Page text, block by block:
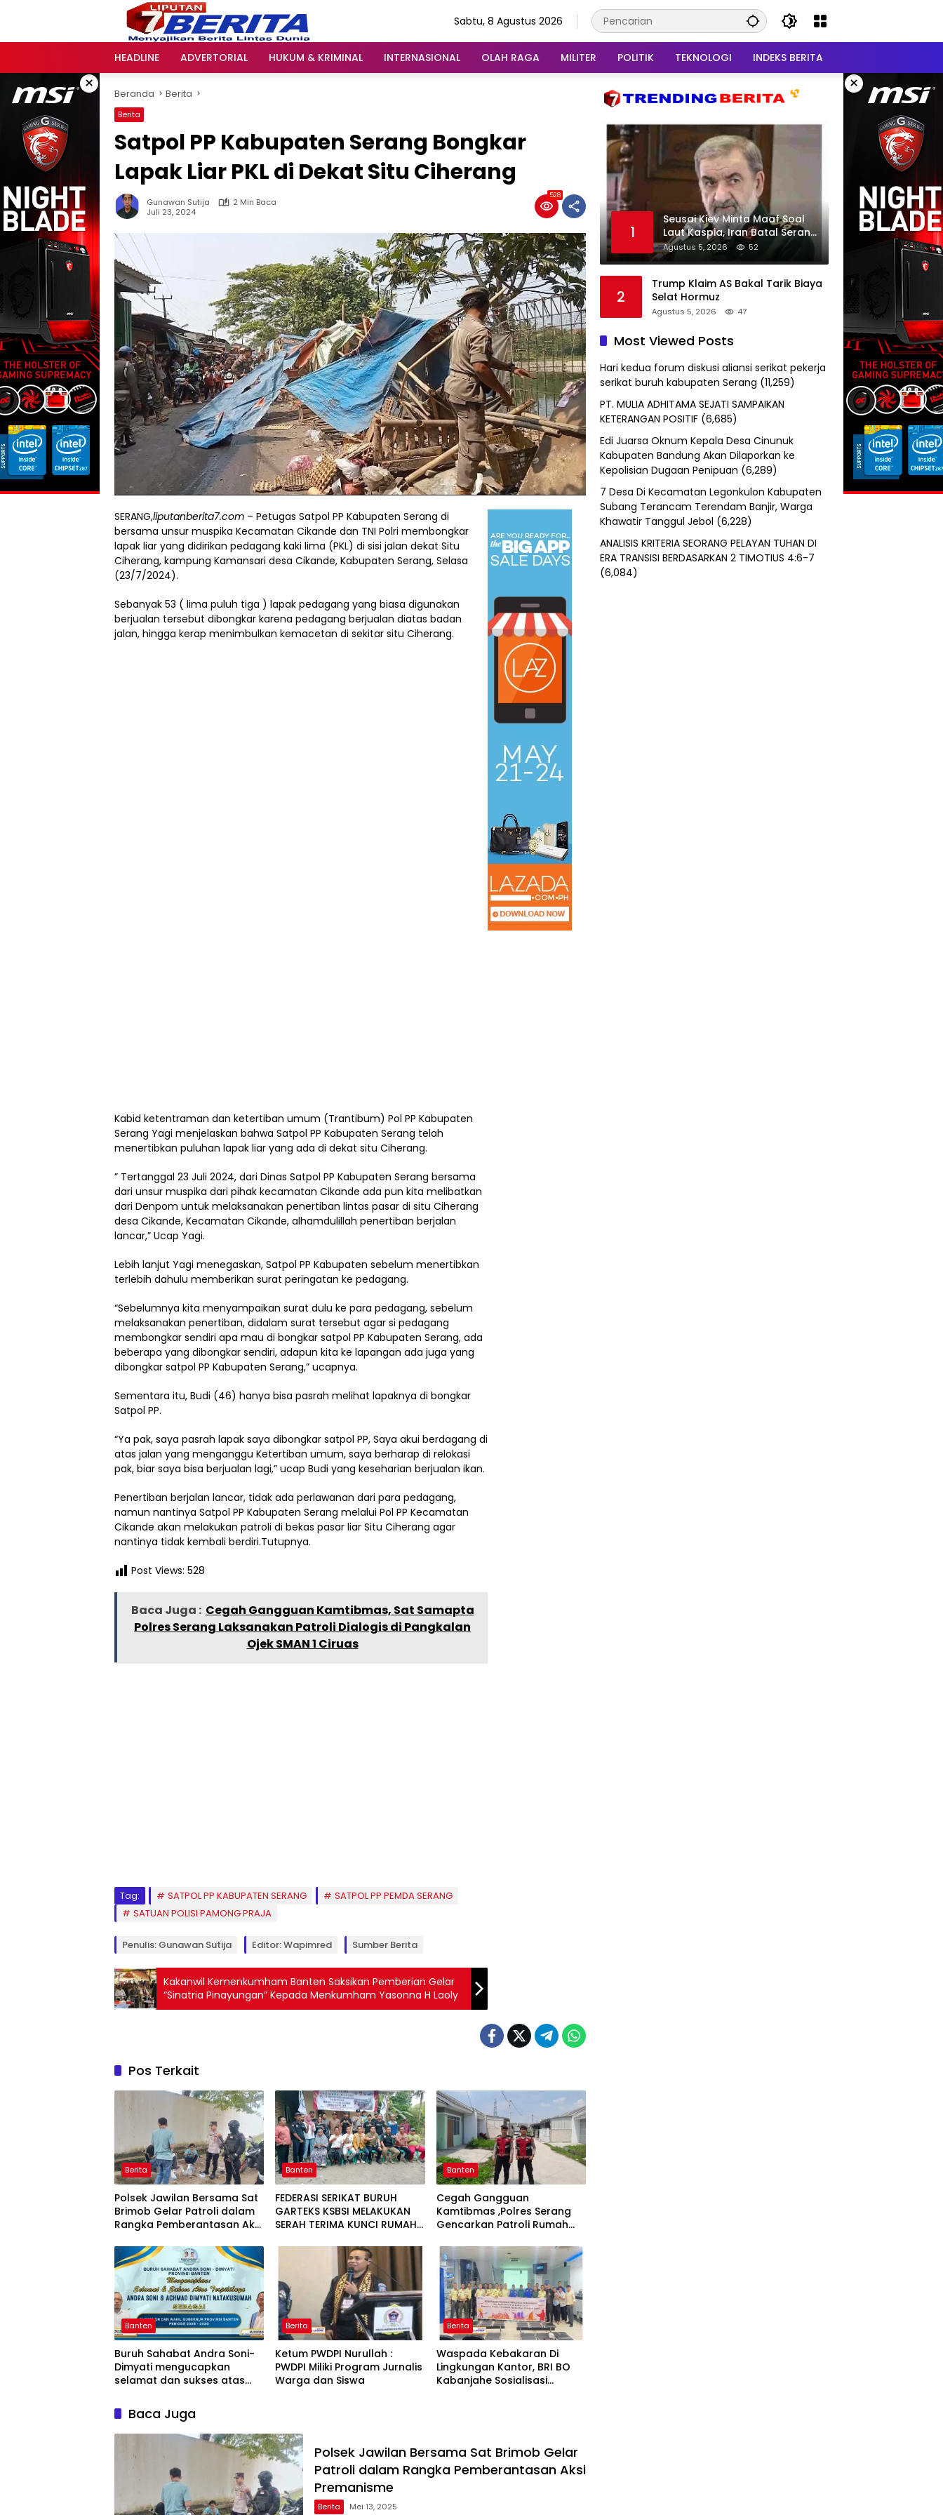
Sabtu, 8 Agustus 2026
HEADLINE ADVERTORIAL HUKUM & KRIMINAL INTERNASIONAL OLAH RAGA MILITER POLITIK TEKNOLOGI INDEKS BERITA
× ×
Beranda Berita
Berita
Satpol PP Kabupaten Serang Bongkar
Lapak Liar PKL di Dekat Situ Ciherang
Gunawan Sutija
2 Min Baca
Juli 23, 2024
528
SERANG,liputanberita7.com – Petugas Satpol PP Kabupaten Serang di
bersama unsur muspika Kecamatan Cikande dan TNI Polri membongkar
lapak liar yang didirikan pedagang kaki lima (PKL) di sisi jalan dekat Situ
Ciherang, kampung Kamansari desa Cikande, Kabupaten Serang, Selasa
(23/7/2024).
Sebanyak 53 ( lima puluh tiga ) lapak pedagang yang biasa digunakan
berjualan tersebut dibongkar karena pedagang berjualan diatas badan
jalan, hingga kerap menimbulkan kemacetan di sekitar situ Ciherang.
Kabid ketentraman dan ketertiban umum (Trantibum) Pol PP Kabupaten
Serang Yagi menjelaskan bahwa Satpol PP Kabupaten Serang telah
menertibkan puluhan lapak liar yang ada di dekat situ Ciherang.
” Tertanggal 23 Juli 2024, dari Dinas Satpol PP Kabupaten Serang bersama
dari unsur muspika dari pihak kecamatan Cikande ada pun kita melibatkan
dari Denpom untuk melaksanakan penertiban lintas pasar di situ Ciherang
desa Cikande, Kecamatan Cikande, alhamdulillah penertiban berjalan
lancar,” Ucap Yagi.
Lebih lanjut Yagi menegaskan, Satpol PP Kabupaten sebelum menertibkan
terlebih dahulu memberikan surat peringatan ke pedagang.
“Sebelumnya kita menyampaikan surat dulu ke para pedagang, sebelum
melaksanakan penertiban, didalam surat tersebut agar si pedagang
membongkar sendiri apa mau di bongkar satpol PP Kabupaten Serang, ada
beberapa yang dibongkar sendiri, adapun kita ke lapangan ada juga yang
dibongkar satpol PP Kabupaten Serang,” ucapnya.
Sementara itu, Budi (46) hanya bisa pasrah melihat lapaknya di bongkar
Satpol PP.
“Ya pak, saya pasrah lapak saya dibongkar satpol PP, Saya akui berdagang di
atas jalan yang menganggu Ketertiban umum, saya berharap di relokasi
pak, biar saya bisa berjualan lagi,” ucap Budi yang keseharian berjualan ikan.
Penertiban berjalan lancar, tidak ada perlawanan dari para pedagang,
namun nantinya Satpol PP Kabupaten Serang melalui Pol PP Kecamatan
Cikande akan melakukan patroli di bekas pasar liar Situ Ciherang agar
nantinya tidak kembali berdiri.Tutupnya.
Post Views: 528
Baca Juga : Cegah Gangguan Kamtibmas, Sat Samapta
Polres Serang Laksanakan Patroli Dialogis di Pangkalan
Ojek SMAN 1 Ciruas
Tag: SATPOL PP KABUPATEN SERANG
SATPOL PP PEMDA SERANG
SATUAN POLISI PAMONG PRAJA
Penulis: Gunawan Sutija Editor: Wapimred Sumber Berita
Kakanwil Kemenkumham Banten Saksikan Pemberian Gelar
“Sinatria Pinayungan” Kepada Menkumham Yasonna H Laoly
Pos Terkait
Berita
Polsek Jawilan Bersama Sat
Brimob Gelar Patroli dalam
Rangka Pemberantasan Aksi
Banten
FEDERASI SERIKAT BURUH
GARTEKS KSBSI MELAKUKAN
SERAH TERIMA KUNCI RUMAH
KECAMATAN CIKANDE
KABUPATEN SERANG
Banten
Cegah Gangguan
Kamtibmas ,Polres Serang
Gencarkan Patroli Rumah
Banten
Buruh Sahabat Andra Soni-
Dimyati mengucapkan
selamat dan sukses atas
Wakil Gubernur Provinsi
Banten
Berita
Ketum PWDPI Nurullah :
PWDPI Miliki Program Jurnalis
Warga dan Siswa
Berita
Waspada Kebakaran Di
Lingkungan Kantor, BRI BO
Kabanjahe Sosialisasi
Baca Juga
Polsek Jawilan Bersama Sat Brimob Gelar
Patroli dalam Rangka Pemberantasan Aksi
Premanisme
Berita Mei 13, 2025
1
Seusai Kiev Minta Maaf Soal
Laut Kaspia, Iran Batal Serang
Ukraina
Agustus 5, 2026 52
2
Trump Klaim AS Bakal Tarik Biaya
Selat Hormuz
Agustus 5, 2026 47
Most Viewed Posts
Hari kedua forum diskusi aliansi serikat pekerja
serikat buruh kabupaten Serang (11,259)
PT. MULIA ADHITAMA SEJATI SAMPAIKAN
KETERANGAN POSITIF (6,685)
Edi Juarsa Oknum Kepala Desa Cinunuk
Kabupaten Bandung Akan Dilaporkan ke
Kepolisian Dugaan Penipuan (6,289)
7 Desa Di Kecamatan Legonkulon Kabupaten
Subang Terancam Terendam Banjir, Warga
Khawatir Tanggul Jebol (6,228)
ANALISIS KRITERIA SEORANG PELAYAN TUHAN DI
ERA TRANSISI BERDASARKAN 2 TIMOTIUS 4:6-7
(6,084)